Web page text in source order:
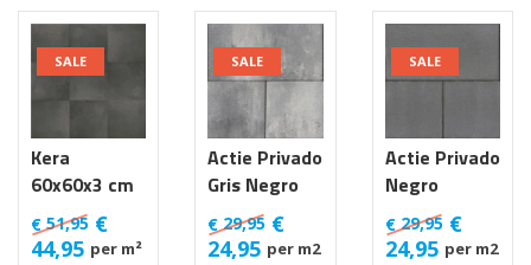
Kera
60x60x3 cm
Luik
€ 51,95 €
44,95 per m²
SALE
Actie Privado
Gris Negro
30x60x6 cm
€ 29,95 €
24,95 per m2
SALE
Actie Privado
Negro
30x60x6 cm
€29,95 €
24,95 per m2
SALE